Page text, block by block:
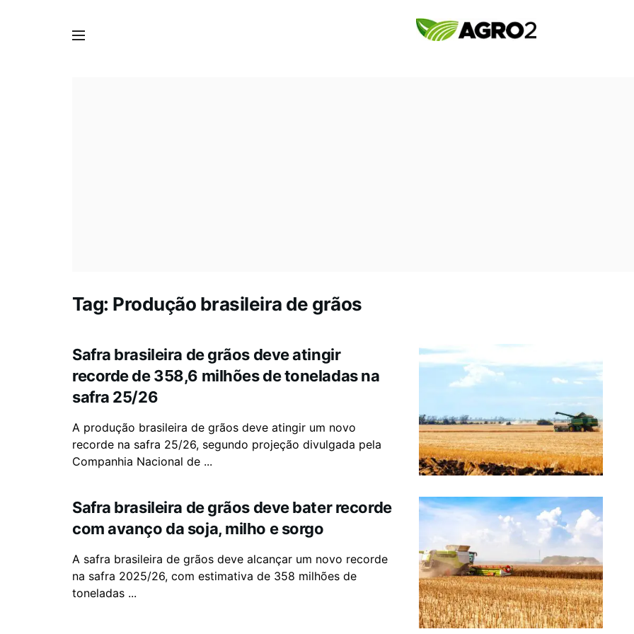
Tag: Produção brasileira de grãos
Safra brasileira de grãos deve atingir
recorde de 358,6 milhões de toneladas na
safra 25/26
A produção brasileira de grãos deve atingir um novo
recorde na safra 25/26, segundo projeção divulgada pela
Companhia Nacional de ...
Safra brasileira de grãos deve bater recorde
com avanço da soja, milho e sorgo
A safra brasileira de grãos deve alcançar um novo recorde
na safra 2025/26, com estimativa de 358 milhões de
toneladas ...